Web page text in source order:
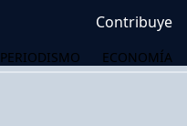
Contribuye
PERIODISMO ECONOMÍA